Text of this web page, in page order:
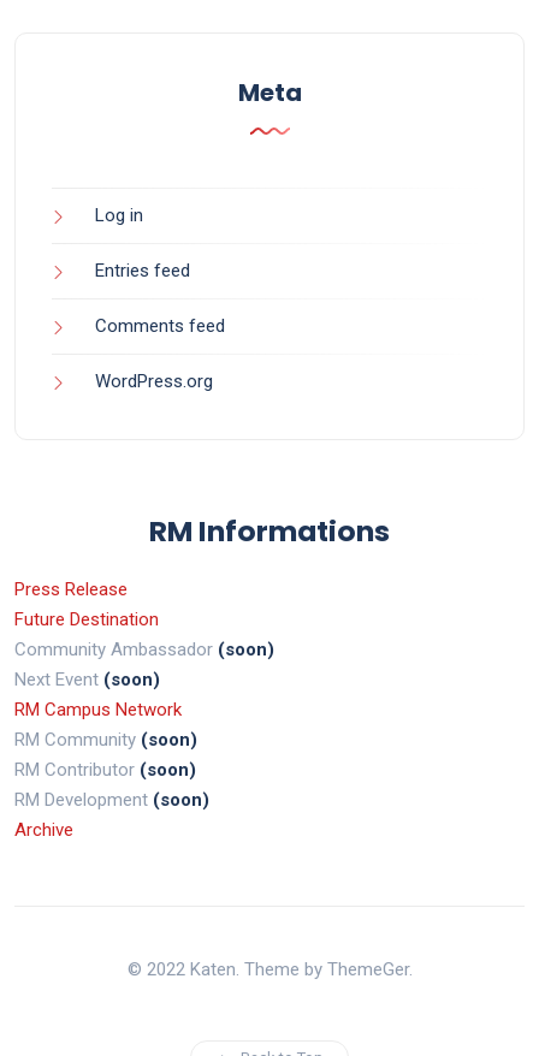
Meta
Log in
Entries feed
Comments feed
WordPress.org
RM Informations
Press Release
Future Destination
Community Ambassador (soon)
Next Event (soon)
RM Campus Network
RM Community (soon)
RM Contributor (soon)
RM Development (soon)
Archive
© 2022 Katen. Theme by ThemeGer.